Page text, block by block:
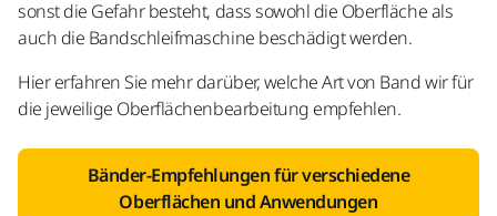
sonst die Gefahr besteht, dass sowohl die Oberfläche als
auch die Bandschleifmaschine beschädigt werden.
Hier erfahren Sie mehr darüber, welche Art von Band wir für
die jeweilige Oberflächenbearbeitung empfehlen.
Bänder-Empfehlungen für verschiedene
Oberflächen und Anwendungen